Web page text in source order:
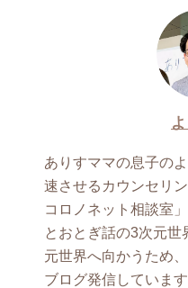
ありすママの息子の
速させるカウンセリ
コロノネット相談室
とおとぎ話の3次元世
元世界へ向かうため
ブログ発信しています